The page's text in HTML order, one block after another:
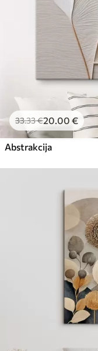
33.33€20.00 €
Abstrakcija